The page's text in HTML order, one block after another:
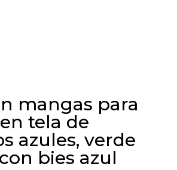
mangas para
tela de
azules, verde
bies azul